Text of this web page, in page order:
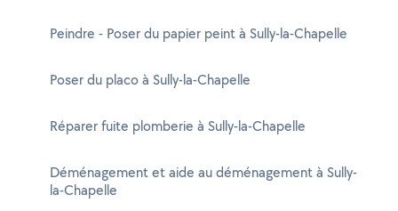
Peindre - Poser du papier peint à Sully-la-Chapelle
Poser du placo à Sully-la-Chapelle
Réparer fuite plomberie à Sully-la-Chapelle
Déménagement et aide au déménagement à Sully-
la-Chapelle